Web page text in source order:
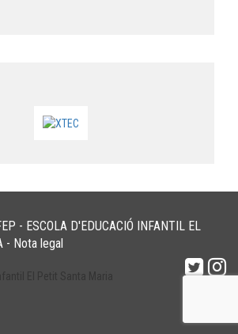
- ESCOLA D'EDUCACIÓ INFANTIL EL
- Nota legal